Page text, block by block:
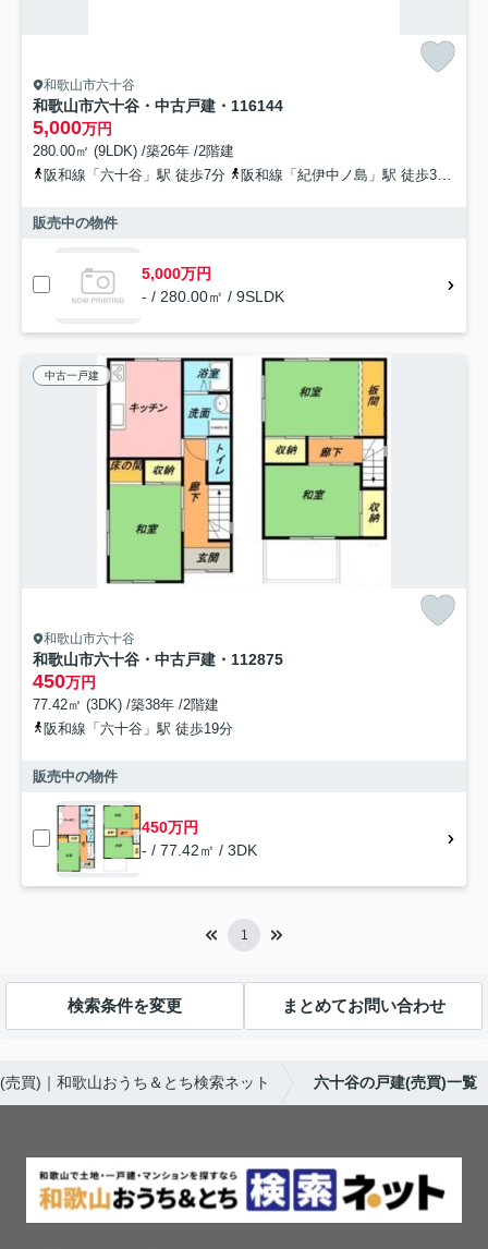
和歌山市六十谷
和歌山市六十谷・中古戸建・116144
5,000万円
280.00㎡ (9LDK) /築26年 /2階建
阪和線「六十谷」駅 徒歩7分
阪和線「紀伊中ノ島」駅 徒歩37分
販売中の物件
5,000万円
- / 280.00㎡ / 9SLDK
中古一戸建
和歌山市六十谷
和歌山市六十谷・中古戸建・112875
450万円
77.42㎡ (3DK) /築38年 /2階建
阪和線「六十谷」駅 徒歩19分
販売中の物件
450万円
- / 77.42㎡ / 3DK
1
検索条件を変更 まとめてお問い合わせ
買)｜和歌山おうち＆とち検索ネット 六十谷の戸建(売買)一覧